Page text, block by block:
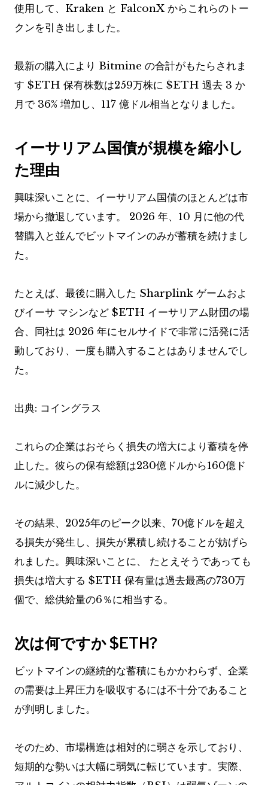
使用して、Kraken と FalconX からこれらのトー
クンを引き出しました。
最新の購入により Bitmine の合計がもたらされま
す $ETH 保有株数は259万株に $ETH 過去 3 か
月で 36% 増加し、117 億ドル相当となりました。
イーサリアム国債が規模を縮小し
た理由
興味深いことに、イーサリアム国債のほとんどは市
場から撤退しています。 2026 年、10 月に他の代
替購入と並んでビットマインのみが蓄積を続けまし
た。
たとえば、最後に購入した Sharplink ゲームおよ
びイーサ マシンなど $ETH イーサリアム財団の場
合、同社は 2026 年にセルサイドで非常に活発に活
動しており、一度も購入することはありませんでし
た。
出典: コイングラス
これらの企業はおそらく損失の増大により蓄積を停
止した。彼らの保有総額は230億ドルから160億ド
ルに減少した。
その結果、2025年のピーク以来、70億ドルを超え
る損失が発生し、損失が累積し続けることが妨げら
れました。興味深いことに、
たとえそうであっても
損失は増大する $ETH 保有量は過去最高の730万
個で、総供給量の6％に相当する。
次は何ですか$ETH?
ビットマインの継続的な蓄積にもかかわらず、企業
の需要は上昇圧力を吸収するには不十分であること
が判明しました。
そのため、市場構造は相対的に弱さを示しており、
短期的な勢いは大幅に弱気に転じています。実際、